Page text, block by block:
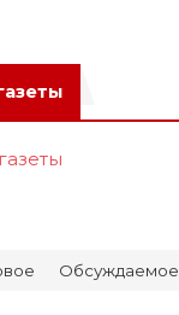
Обсуждаемое